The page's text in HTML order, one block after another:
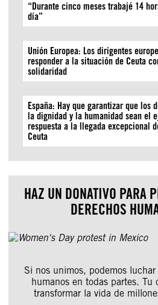
“Durante cinco meses trabajé 14
día”
Unión Europea: Los dirigentes
responder a la situación de Ceuta
solidaridad
España: Hay que garantizar que los
la dignidad y la humanidad sean el
respuesta a la llegada excepcional
Ceuta
HAZ UN DONATIVO PARA
DERECHOS
Si nos unimos, podemos
humanos en todas partes. Tu
transformar la vida de